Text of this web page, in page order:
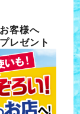
客様へ
レゼント